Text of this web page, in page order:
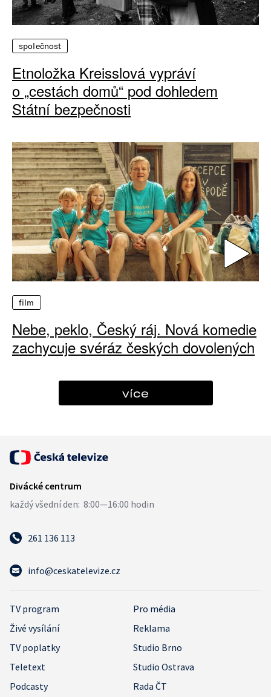
společnost
Etnoložka Kreisslová vypráví
o „cestách domů“ pod dohledem
Státní bezpečnosti
film
Nebe, peklo, Český ráj. Nová komedie
zachycuje svéráz českých dovolených
více
261 136 113
info@ceskatelevize.cz
TV program
Pro média
Živé vysílání
Reklama
TV poplatky
Studio Brno
Teletext
Studio Ostrava
Podcasty
Rada ČT